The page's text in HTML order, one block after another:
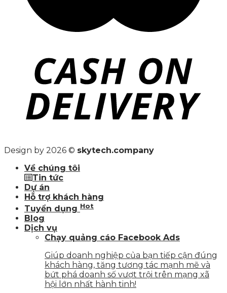
Design by 2026 © skytech.company
Về chúng tôi
Tin tức
Dự án
Hỗ trợ khách hàng
Tuyển dụng Hot
Blog
Dịch vụ
Chạy quảng cáo Facebook Ads
Giúp doanh nghiệp của bạn tiếp cận đúng
khách hàng, tăng tương tác mạnh mẽ và
bứt phá doanh số vượt trội trên mạng xã
hội lớn nhất hành tinh!